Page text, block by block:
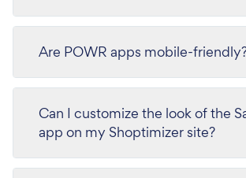
Are POWR apps mobile-
Can I customize the look of the
app on my Shoptimizer site?